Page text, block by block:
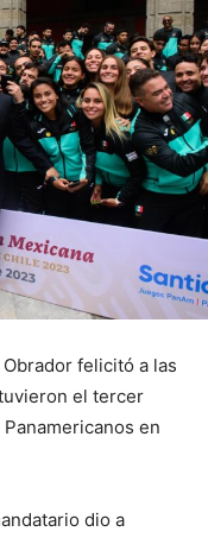
felicitó a las
el tercer
en
dio a